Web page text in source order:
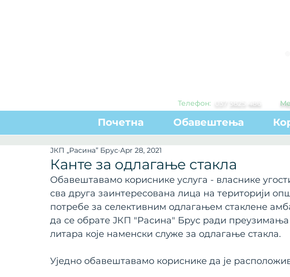
Телефон: 37 3825 486
Почетна Обавештења
Канте за одлагање стакла
ЈКП „Расина” Брус Apr 28, 2021
Обавештавамо кориснике услуга - власнике
сва друга заинтересована лица на територији
потребе за селективним одлагањем стаклене
да се обрате ЈКП "Расина" Брус ради преузимања
литара које наменски служе за одлагање стакла.
Уједно обавештавамо кориснике да је